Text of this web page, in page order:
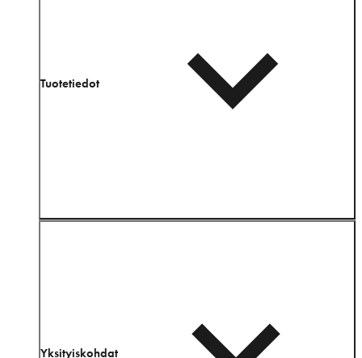
Tuotetiedot
Yksityiskohdat